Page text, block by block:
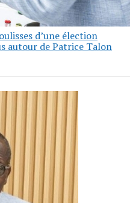
d’une élection
autour de Patrice Talon